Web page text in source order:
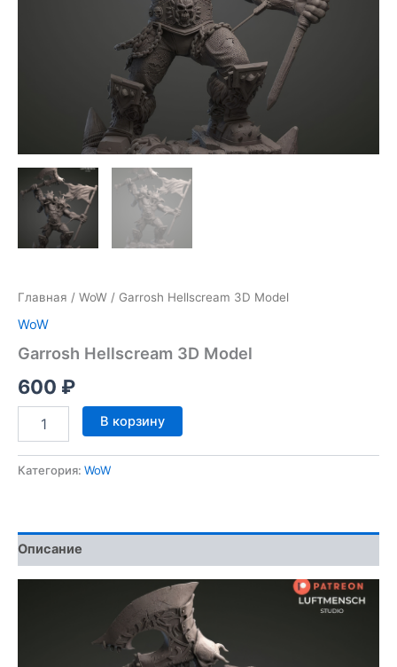
Главная / WoW / Garrosh Hellscream 3D Model
WoW
Garrosh Hellscream 3D Model
600 ₽
Количество
товара
Hellscream
В корзину
Категория: WoW
Описание